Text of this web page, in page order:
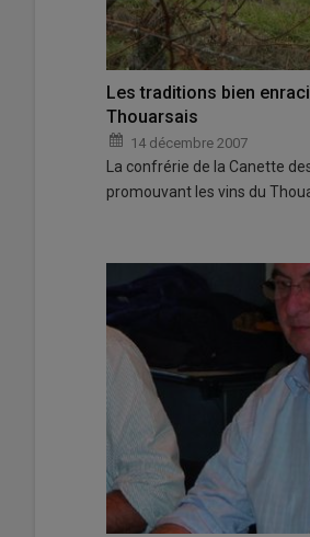
Les traditions bien
Thouarsais
14 décembre 2007
La confrérie de la Canette
promouvant les vins du